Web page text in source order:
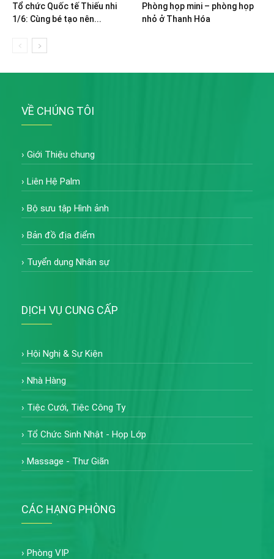
Tổ chức Quốc tế Thiếu nhi
1/6: Cùng bé tạo nên...
Phòng họp mini – phòng họp
nhỏ ở Thanh Hóa
VỀ CHÚNG TÔI
› Giới Thiệu chung
› Liên Hệ Palm
› Bộ sưu tập Hình ảnh
› Bản đồ địa điểm
› Tuyển dụng Nhân sự
DỊCH VỤ CUNG CẤP
› Hội Nghị & Sự Kiện
› Nhà Hàng
› Tiệc Cưới, Tiệc Công Ty
› Tổ Chức Sinh Nhật - Họp Lớp
› Massage - Thư Giãn
CÁC HẠNG PHÒNG
› Phòng VIP